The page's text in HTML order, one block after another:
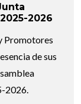
2026
Promotores
de sus
2026.